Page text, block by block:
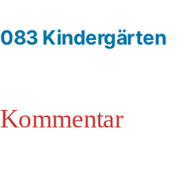
083 Kindergärten